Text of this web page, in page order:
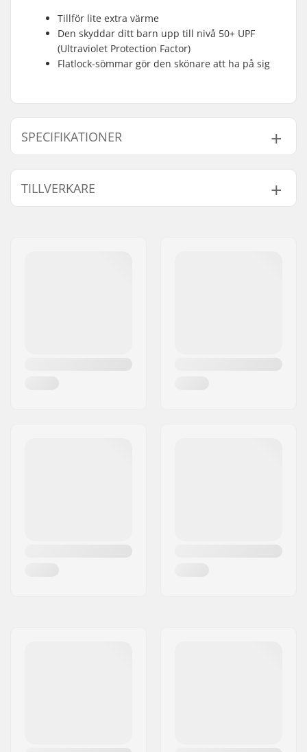
Tillför lite extra värme
Den skyddar ditt barn upp till nivå 50+ UPF
(Ultraviolet Protection Factor)
Flatlock-sömmar gör den skönare att ha på sig
SPECIFIKATIONER
Årsmodell: 19
TILLVERKARE